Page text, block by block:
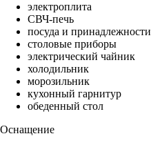
электроплита
СВЧ-печь
посуда и принадлежности
столовые приборы
электрический чайник
холодильник
морозильник
кухонный гарнитур
обеденный стол
Оснащение